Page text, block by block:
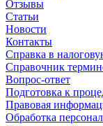
Отзывы
Статьи
Новости
Контакты
Справка в
Справочник
Вопрос-ответ
Подготовка к
Правовая
Обработка